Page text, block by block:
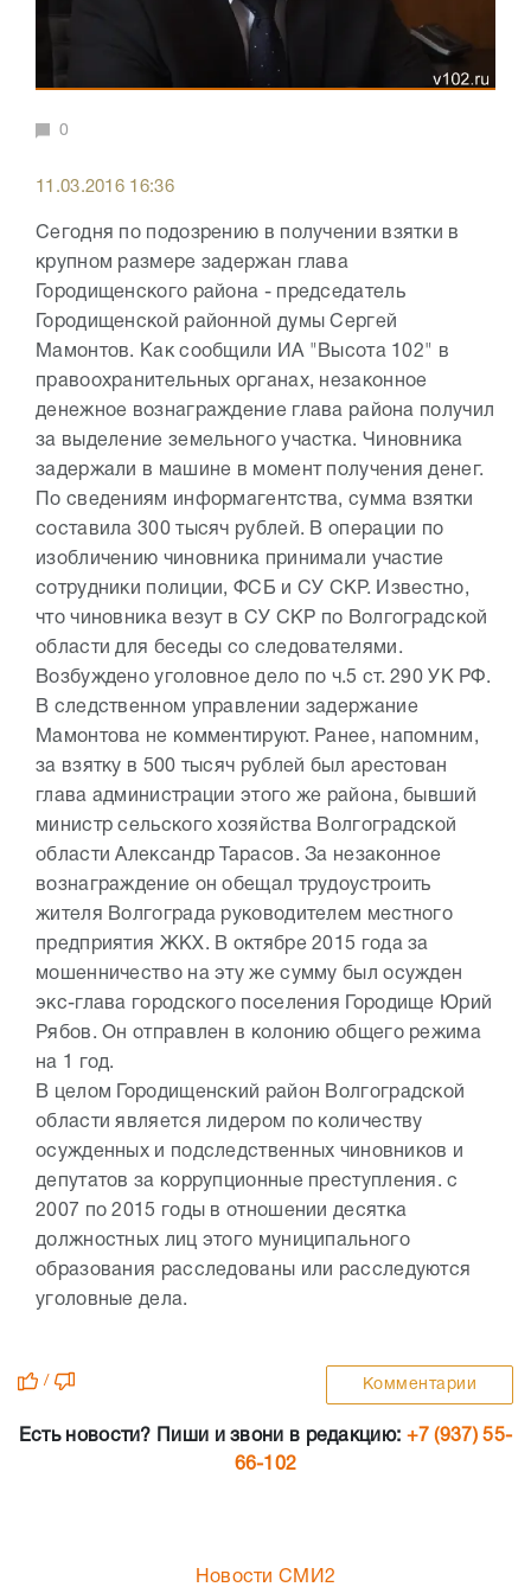
0
11.03.2016 16:36
Сегодня по подозрению в получении взятки в
крупном размере задержан глава
Городищенского района - председатель
Городищенской районной думы Сергей
Мамонтов. Как сообщили ИА "Высота 102" в
правоохранительных органах, незаконное
денежное вознаграждение глава района получил
за выделение земельного участка. Чиновника
задержали в машине в момент получения денег.
По сведениям информагентства, сумма взятки
составила 300 тысяч рублей. В операции по
изобличению чиновника принимали участие
сотрудники полиции, ФСБ и СУ СКР. Известно,
что чиновника везут в СУ СКР по Волгоградской
области для беседы со следователями.
Возбуждено уголовное дело по ч.5 ст. 290 УК РФ.
В следственном управлении задержание
Мамонтова не комментируют. Ранее, напомним,
за взятку в 500 тысяч рублей был арестован
глава администрации этого же района, бывший
министр сельского хозяйства Волгоградской
области Александр Тарасов. За незаконное
вознаграждение он обещал трудоустроить
жителя Волгограда руководителем местного
предприятия ЖКХ. В октябре 2015 года за
мошенничество на эту же сумму был осужден
экс-глава городского поселения Городище Юрий
Рябов. Он отправлен в колонию общего режима
на 1 год.
В целом Городищенский район Волгоградской
области является лидером по количеству
осужденных и подследственных чиновников и
депутатов за коррупционные преступления. с
2007 по 2015 годы в отношении десятка
должностных лиц этого муниципального
образования расследованы или расследуются
уголовные дела.
/ Комментарии
Есть новости? Пиши и звони в редакцию: +7 (937) 55-
66-102
Новости СМИ2